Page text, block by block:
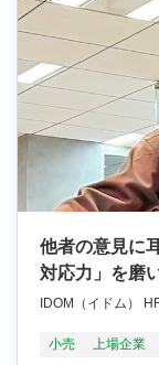
他者の意見に
対応力」を磨
IDOM（イドム）
小売 上場企業